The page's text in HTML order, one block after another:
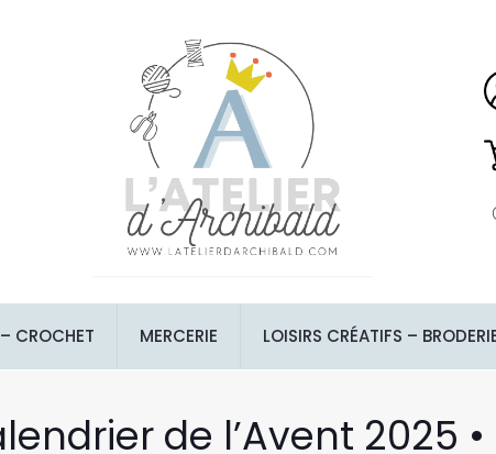
CROCHET MERCERIE LOISIRS CRÉATIFS –
de l’Avent 2025